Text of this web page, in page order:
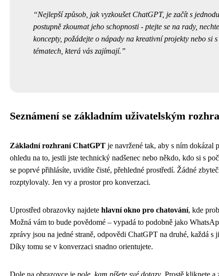
Nejlepší způsob, jak vyzkoušet ChatGPT, je začít s
postupně zkoumat jeho schopnosti - ptejte se na rady,
koncepty, požádejte o nápady na kreativní projekty nebo si
tématech, která vás zajímají.
Seznámení se základním uživatelským
Základní rozhraní ChatGPT je navržené tak, aby s ním dokázal
ohledu na to, jestli jste technický nadšenec nebo někdo, kdo si s
se poprvé přihlásíte, uvidíte čisté, přehledné prostředí. Žádné
rozptylovaly. Jen vy a prostor pro konverzaci.
Uprostřed obrazovky najdete hlavní okno pro chatování, kde
Možná vám to bude povědomé – vypadá to podobně jako
zprávy jsou na jedné straně, odpovědi ChatGPT na druhé, každá s
Díky tomu se v konverzaci snadno orientujete.
Dole na obrazovce je pole, kam píšete své dotazy . Prostě kliknete